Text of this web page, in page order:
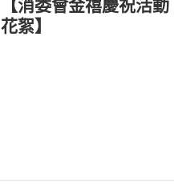
【消委會金禧慶祝活
花絮】